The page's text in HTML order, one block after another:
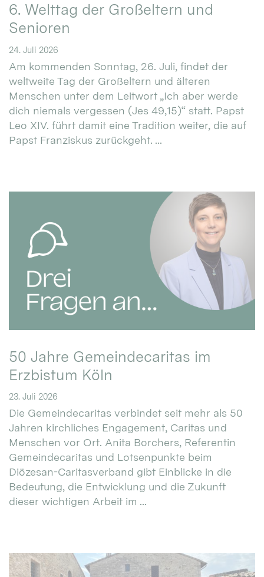
6. Welttag der Großeltern und
Senioren
24. Juli 2026
Am kommenden Sonntag, 26. Juli, findet der
weltweite Tag der Großeltern und älteren
Menschen unter dem Leitwort „Ich aber werde
dich niemals vergessen (Jes 49,15)“ statt. Papst
Leo XIV. führt damit eine Tradition weiter, die auf
Papst Franziskus zurückgeht. ...
50 Jahre Gemeindecaritas im
Erzbistum Köln
23. Juli 2026
Die Gemeindecaritas verbindet seit mehr als 50
Jahren kirchliches Engagement, Caritas und
Menschen vor Ort. Anita Borchers, Referentin
Gemeindecaritas und Lotsenpunkte beim
Diözesan-Caritasverband gibt Einblicke in die
Bedeutung, die Entwicklung und die Zukunft
dieser wichtigen Arbeit im ...